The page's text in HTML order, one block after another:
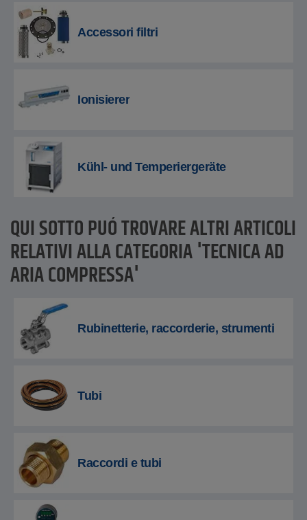
Accessori filtri
Ionisierer
Kühl- und Temperiergeräte
QUI SOTTO PUÓ TROVARE ALTRI ARTICOLI
RELATIVI ALLA CATEGORIA 'TECNICA AD
ARIA COMPRESSA'
Rubinetterie, raccorderie, strumenti
Tubi
Raccordi e tubi